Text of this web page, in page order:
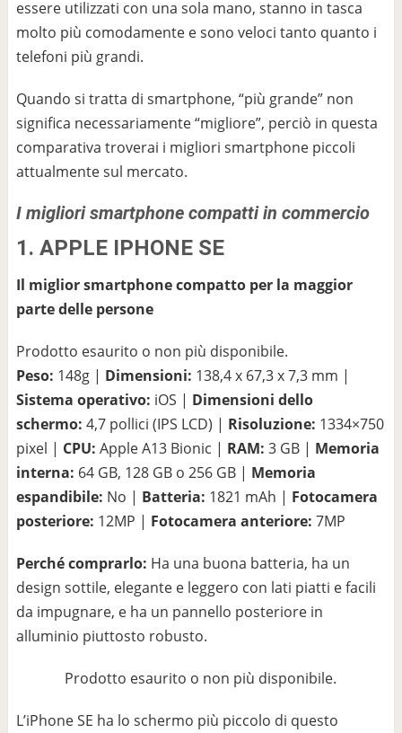
essere utilizzati con una sola mano, stanno in tasca
molto più comodamente e sono veloci tanto quanto i
telefoni più grandi.
Quando si tratta di smartphone, “più grande” non
significa necessariamente “migliore”, perciò in questa
comparativa troverai i migliori smartphone piccoli
attualmente sul mercato.
I migliori smartphone compatti in commercio
1. APPLE IPHONESE
Il miglior smartphone compatto per la maggior
parte delle persone
Prodotto esaurito o non più disponibile.
Peso: 148g | Dimensioni: 138,4 x 67,3 x 7,3 mm |
Sistema operativo: iOS | Dimensioni dello
schermo: 4,7 pollici (IPS LCD) | Risoluzione: 1334×750
pixel | CPU: Apple A13 Bionic | RAM: 3 GB | Memoria
interna: 64 GB, 128 GB o 256 GB | Memoria
espandibile: No | Batteria: 1821 mAh | Fotocamera
posteriore: 12MP | Fotocamera anteriore: 7MP
Perché comprarlo: Ha una buona batteria, ha un
design sottile, elegante e leggero con lati piatti e facili
da impugnare, e ha un pannello posteriore in
alluminio piuttosto robusto.
Prodotto esaurito o non più disponibile.
L’iPhone SE ha lo schermo più piccolo di questo